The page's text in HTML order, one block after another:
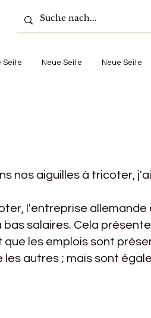
Seite Neue Seite Neue Seite
nos aiguilles à tricoter,
l'entreprise allemande
salaires. Cela
les emplois sont
les autres ; mais sont